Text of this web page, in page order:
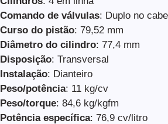
Comando de válvulas: Duplo no
Curso do pistão: 79,52 mm
Diâmetro do cilindro: 77,4 mm
Disposição: Transversal
Instalação: Dianteiro
Peso/potência: 11 kg/cv
Peso/torque: 84,6 kg/kgfm
Potência específica: 76,9 cv/litro